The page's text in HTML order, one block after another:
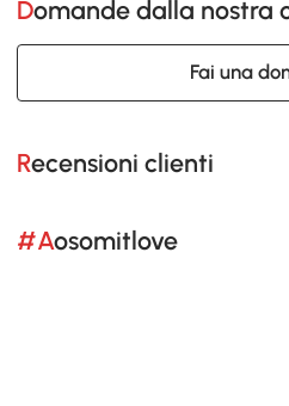
Domande dalla
Fai una
Recensioni clienti
#Aosomitlove